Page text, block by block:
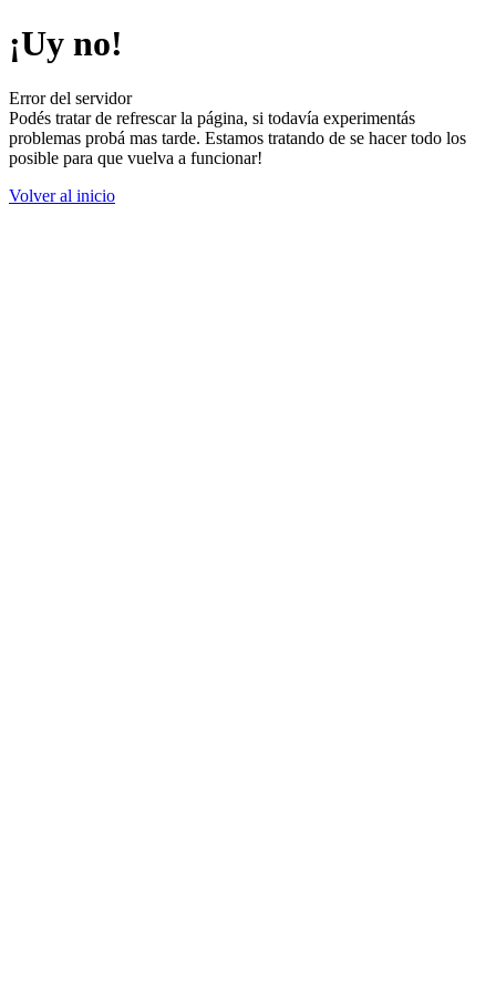
¡Uy no!
Error del servidor
Podés tratar de refrescar la página, si todavía experimentás
problemas probá mas tarde. Estamos tratando de se hacer todo los
posible para que vuelva a funcionar!
Volver al inicio